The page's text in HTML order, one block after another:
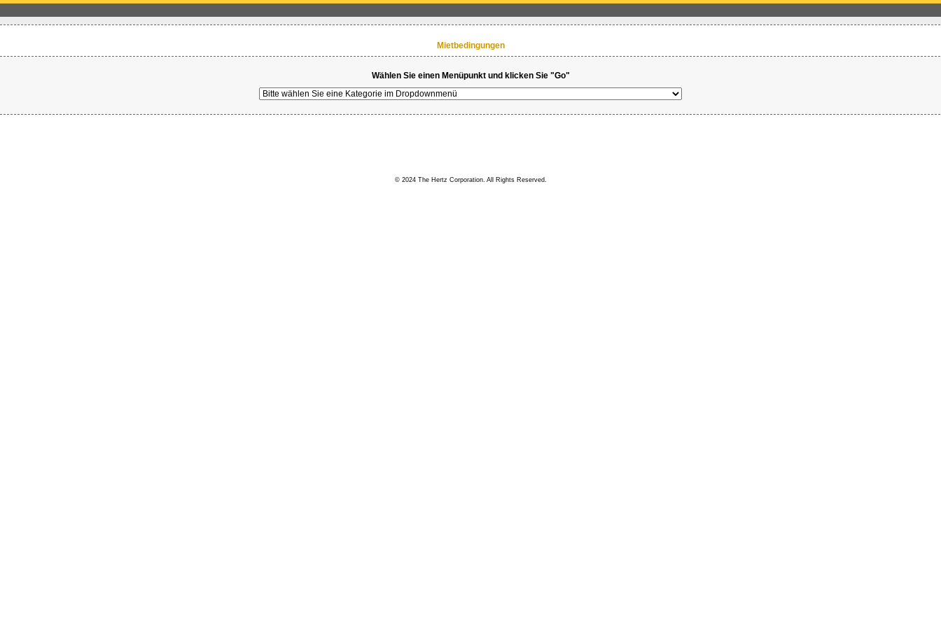
Mietbedingungen
Wählen Sie einen Menüpunkt und klicken Sie "Go"
© 2024 The Hertz Corporation. All Rights Reserved.